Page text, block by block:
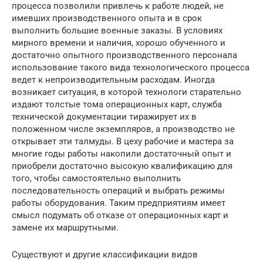
процесса позволили привлечь к работе людей, не
имевших производственного опыта и в срок
выполнить большие военные заказы. В условиях
мирного времени и наличия, хорошо обученного и
достаточно опытного производственного персонала
использование такого вида технологического процесса
ведет к непроизводительным расходам. Иногда
возникает ситуация, в которой технологи старательно
издают толстые тома операционных карт, служба
технической документации тиражирует их в
положенном числе экземпляров, а производство не
открывает эти талмуды. В цеху рабочие и мастера за
многие годы работы накопили достаточный опыт и
приобрели достаточно высокую квалификацию для
того, чтобы самостоятельно выполнить
последовательность операций и выбрать режимы
работы оборудования. Таким предприятиям имеет
смысл подумать об отказе от операционных карт и
замене их маршрутными.
Существуют и другие классификации видов